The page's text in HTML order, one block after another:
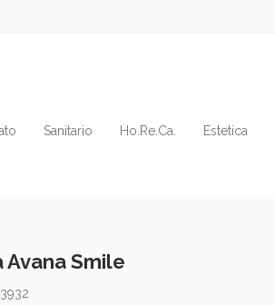
Sanitario Ho.Re.Ca. Estetica
Avana Smile